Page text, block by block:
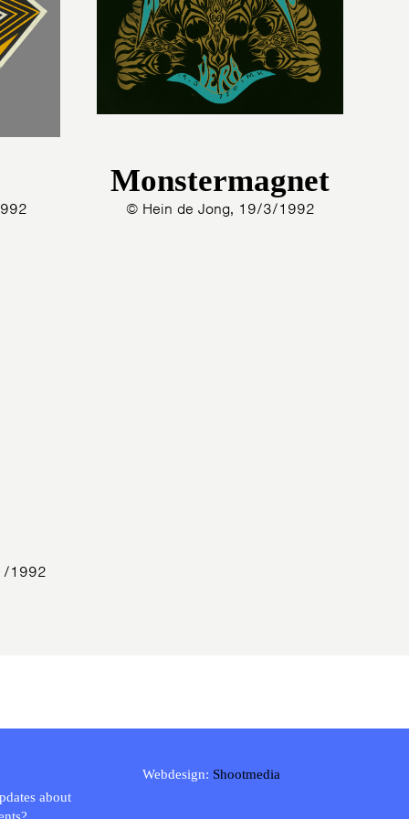
Monstermagnet
© Hein de Jong, 19/3/1992
1992
about
Webdesign: Shootmedia